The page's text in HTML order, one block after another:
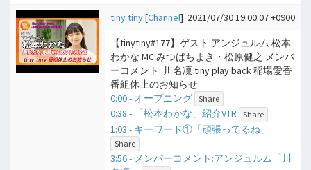
tiny tiny[Channel] 2021/07/30 19:00:07 +0900
【tinytiny#177】ゲスト:アンジュルム 松本
わかな MC:みつばちまき・松原健之 メンバ
ーコメント: 川名凜 tiny play back 稲場愛香
番組休止のお知らせ
0:00 - オープニング Share
0:38 - 「松本わかな」紹介VTR Share
1:03 - キーワード①「頑張ってるね」
Share
3:56 - メンバーコメント:アンジュルム「川